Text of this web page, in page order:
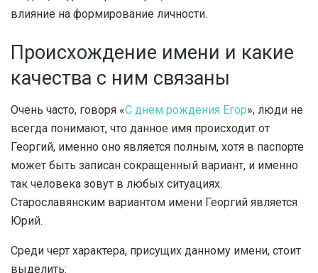
влияние на формирование личности.
Происхождение имени и какие
качества с ним связаны
Очень часто, говоря «С днем рождения Егор», люди не
всегда понимают, что данное имя происходит от
Георгий, именно оно является полным, хотя в паспорте
может быть записан сокращенный вариант, и именно
так человека зовут в любых ситуациях.
Старославянским вариантом имени Георгий является
Юрий.
Среди черт характера, присущих данному имени, стоит
выделить: